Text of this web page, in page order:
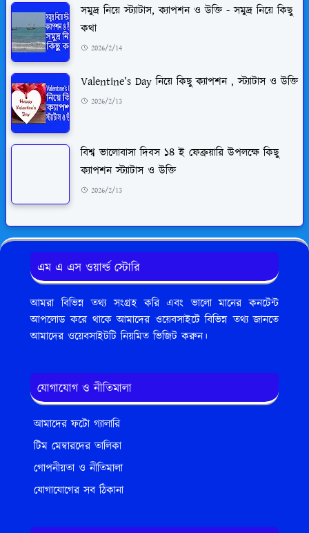
সমুদ্র নিয়ে স্ট্যাটাস, ক্যাপশন ও উক্তি - সমুদ্র নিয়ে কিছু
কথা
2026/2/14
Valentine’s Day নিয়ে কিছু ক্যাপশন , স্ট্যাটাস ও উক্তি
2026/2/13
বিশ্ব ভালোবাসা দিবস ১৪ ই ফেব্রুয়ারি উপলক্ষে কিছু
ক্যাপশন স্ট্যাটাস ও উক্তি
2026/2/13
এম এ এস ওয়ার্ল্ড স্টোরি
আমরা বিভিন্ন তথ্য সংগ্রহ করি এবং ভালো মানের কনটেন্ট
আপলোড করে থাকে আমাদের ওয়েবসাইটে বিভিন্ন তথ্য জানতে
আমাদের ওয়েবসাইটটি নিয়মিত ভিজিট করুন।
যোগাযোগ ও নীতিমালা
আমাদের ফটো গ্যালারি
টিম মেম্বারদের তালিকা
গোপনীয়তা ও নীতিমালা
যোগাযোগের সব ঠিকানা